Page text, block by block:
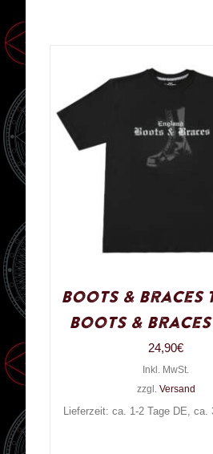
Boots & Braces
Boots &
24,90€
Inkl. MwSt.
zzgl. Versand
Lieferzeit: ca. 1-2 Tage DE, ca.